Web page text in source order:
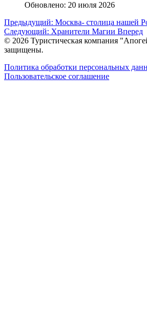
Обновлено: 20 июля 2026
Предыдущий: Москва- столица нашей
Следующий: Хранители Магии Вперед
© 2026 Туристическая компания
защищены.
Политика обработки персональных
Пользовательское соглашение